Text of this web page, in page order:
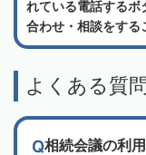
れている電話するボ
合わせ・相談をする
よくある質問
相続会議の利